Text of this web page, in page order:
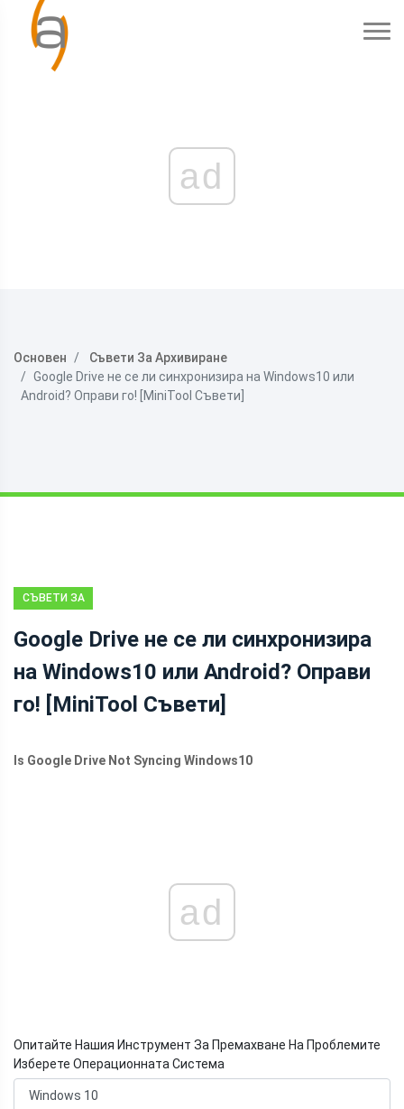
ad
Основен
Съвети За Архивиране
Google Drive не се ли синхронизира на Windows10 или
Android? Оправи го! [MiniTool Съвети]
СЪВЕТИ ЗА
Google Drive не се ли синхронизира
на Windows10 или Android? Оправи
го! [MiniTool Съвети]
Is Google Drive Not Syncing Windows10
ad
Опитайте Нашия Инструмент За Премахване На Проблемите
Изберете Операционната Система